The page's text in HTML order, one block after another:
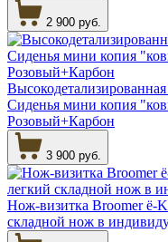
2 900 руб.
Сиденья мини копия
Розовый+Карбон
3 900 руб.
Нож-визитка Broomer ё-
складной нож в